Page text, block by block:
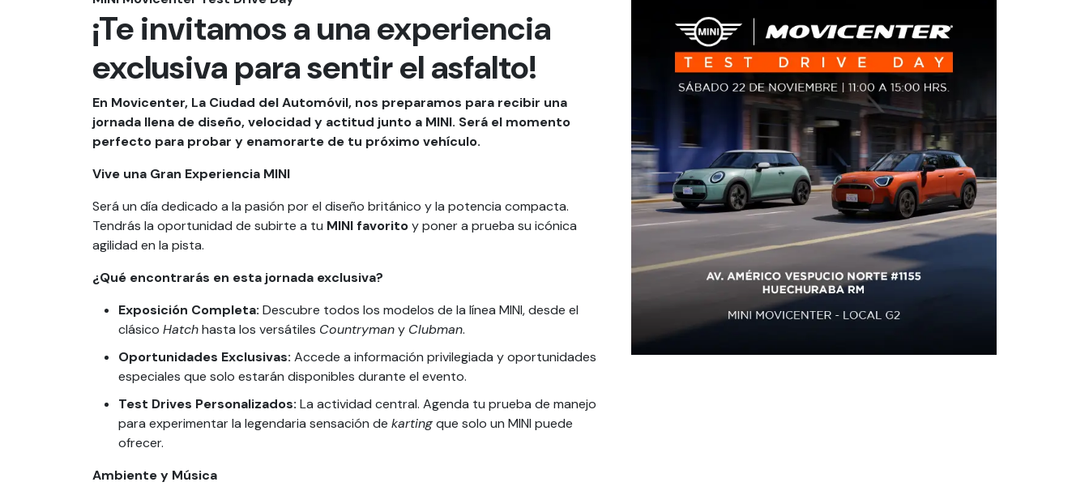
¡Te invitamos a una experiencia
exclusiva para sentir el asfalto!
En Movicenter, La Ciudad del Automóvil, nos preparamos para recibir una
jornada llena de diseño, velocidad y actitud junto a MINI. Será el momento
perfecto para probar y enamorarte de tu próximo vehículo.
Vive una Gran Experiencia MINI
Será un día dedicado a la pasión por el diseño británico y la potencia compacta.
Tendrás la oportunidad de subirte a tu MINI favoritoy poner a prueba su icónica
agilidad en la pista.
¿Qué encontrarás en esta jornada exclusiva?
Exposición Completa: Descubre todos los modelos de la línea MINI, desde el
clásico Hatchhasta los versátiles Countrymany Clubman.
Oportunidades Exclusivas: Accede a información privilegiada y oportunidades
especiales que solo estarán disponibles durante el evento.
Test Drives Personalizados: La actividad central. Agenda tu prueba de manejo
para experimentar la legendaria sensación de kartingque solo un MINI puede
ofrecer.
Ambiente y Música